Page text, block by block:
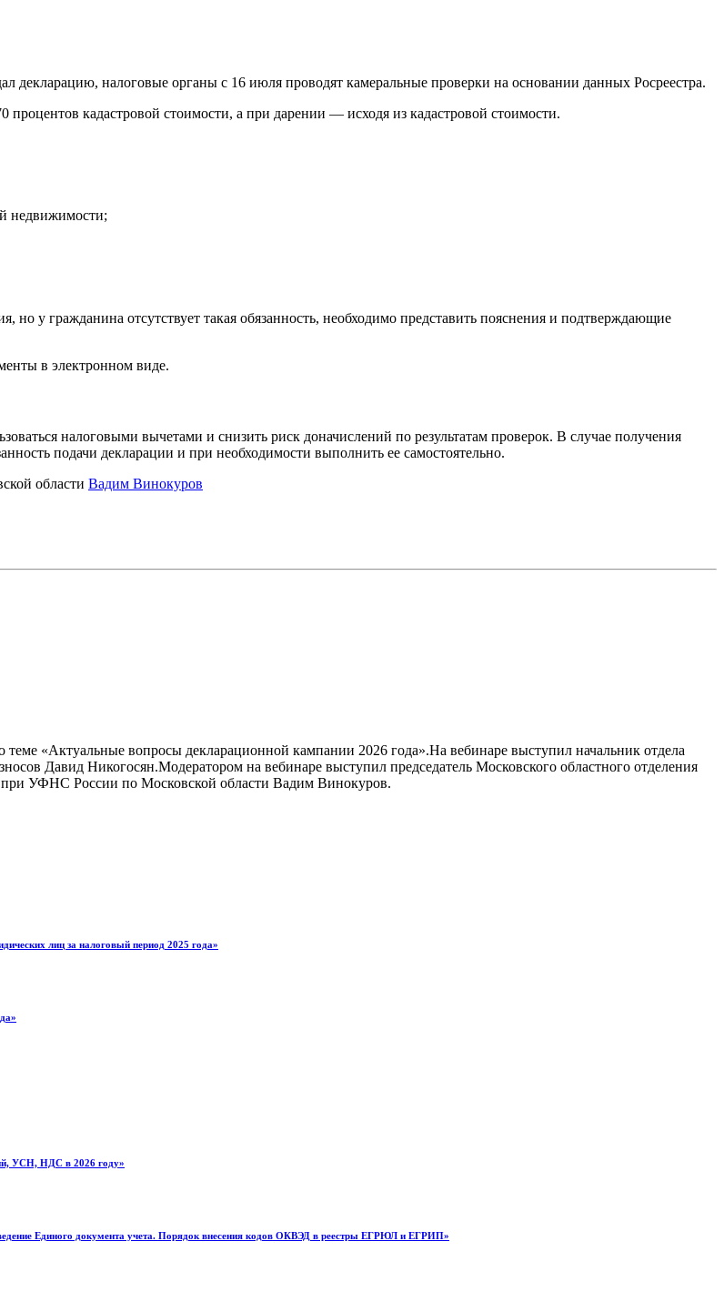
налоговые органы с 16 июля проводят камеральные проверки на основании данных Росреестра.
кадастровой стоимости, а при дарении — исходя из кадастровой стоимости.
недвижимости;
у гражданина отсутствует такая обязанность, необходимо представить пояснения и подтверждающие
в электронном виде.
налоговыми вычетами и снизить риск доначислений по результатам проверок. В случае получения
подачи декларации и при необходимости выполнить ее самостоятельно.
области Вадим Винокуров
«Актуальные вопросы декларационной кампании 2026 года».На вебинаре выступил начальник отдела
Давид Никогосян.Модератором на вебинаре выступил председатель Московского областного отделения
при УФНС России по Московской области Вадим Винокуров.
лиц за налоговый период 2025 года»
УСН, НДС в 2026 году»
Единого документа учета. Порядок внесения кодов ОКВЭД в реестры ЕГРЮЛ и ЕГРИП»